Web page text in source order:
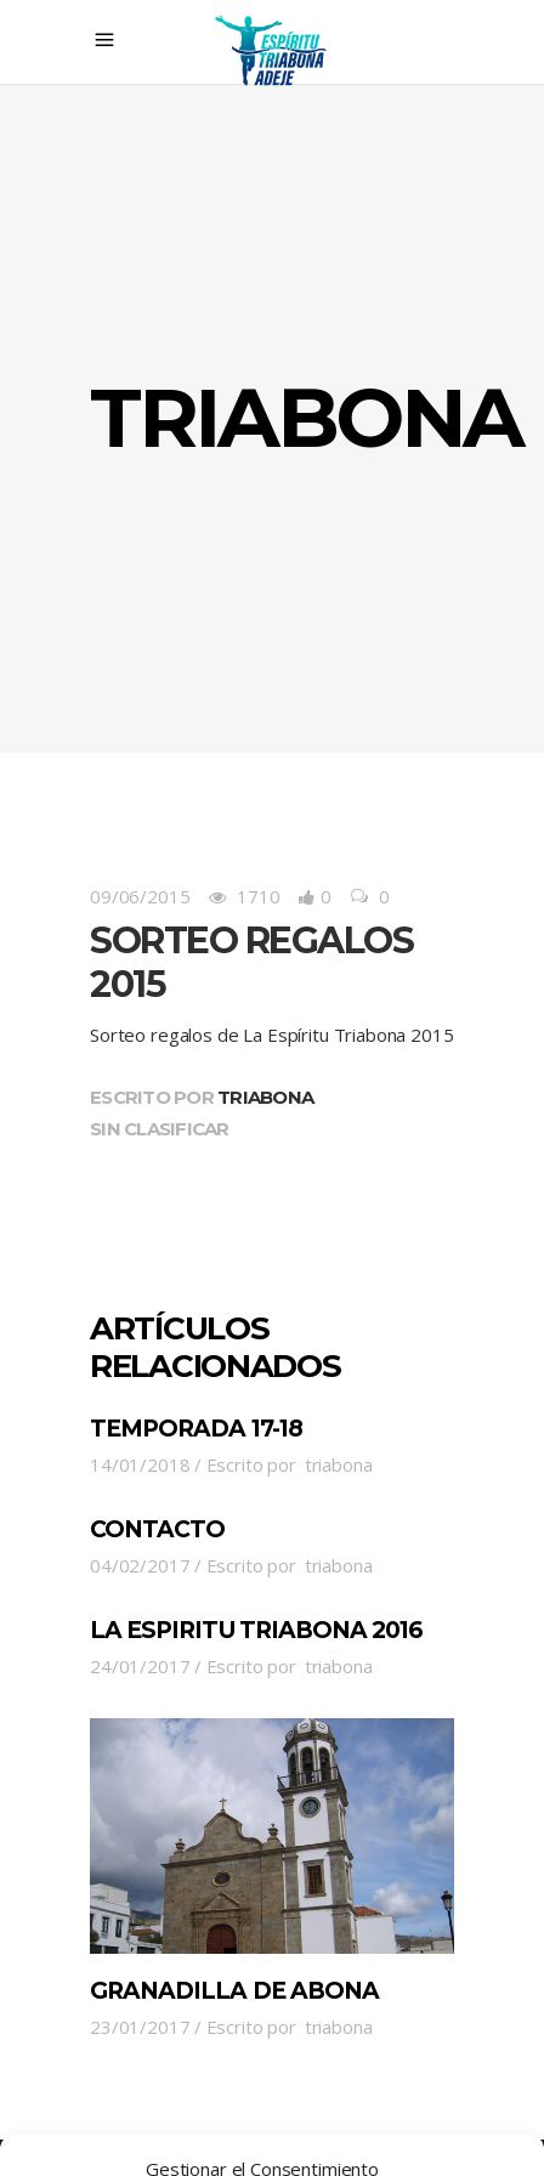
Gestionar el Consentimiento
TRIABONA
09/06/2015 1710 0 0
SORTEO REGALOS
2015
Sorteo regalos de La Espíritu Triabona 2015
ESCRITO POR TRIABONA
SIN CLASIFICAR
ARTÍCULOS
RELACIONADOS
TEMPORADA 17-18
14/01/2018 Escrito por triabona
CONTACTO
04/02/2017 Escrito por triabona
LA ESPIRITU TRIABONA 2016
24/01/2017 Escrito por triabona
GRANADILLA DE ABONA
23/01/2017 Escrito por triabona